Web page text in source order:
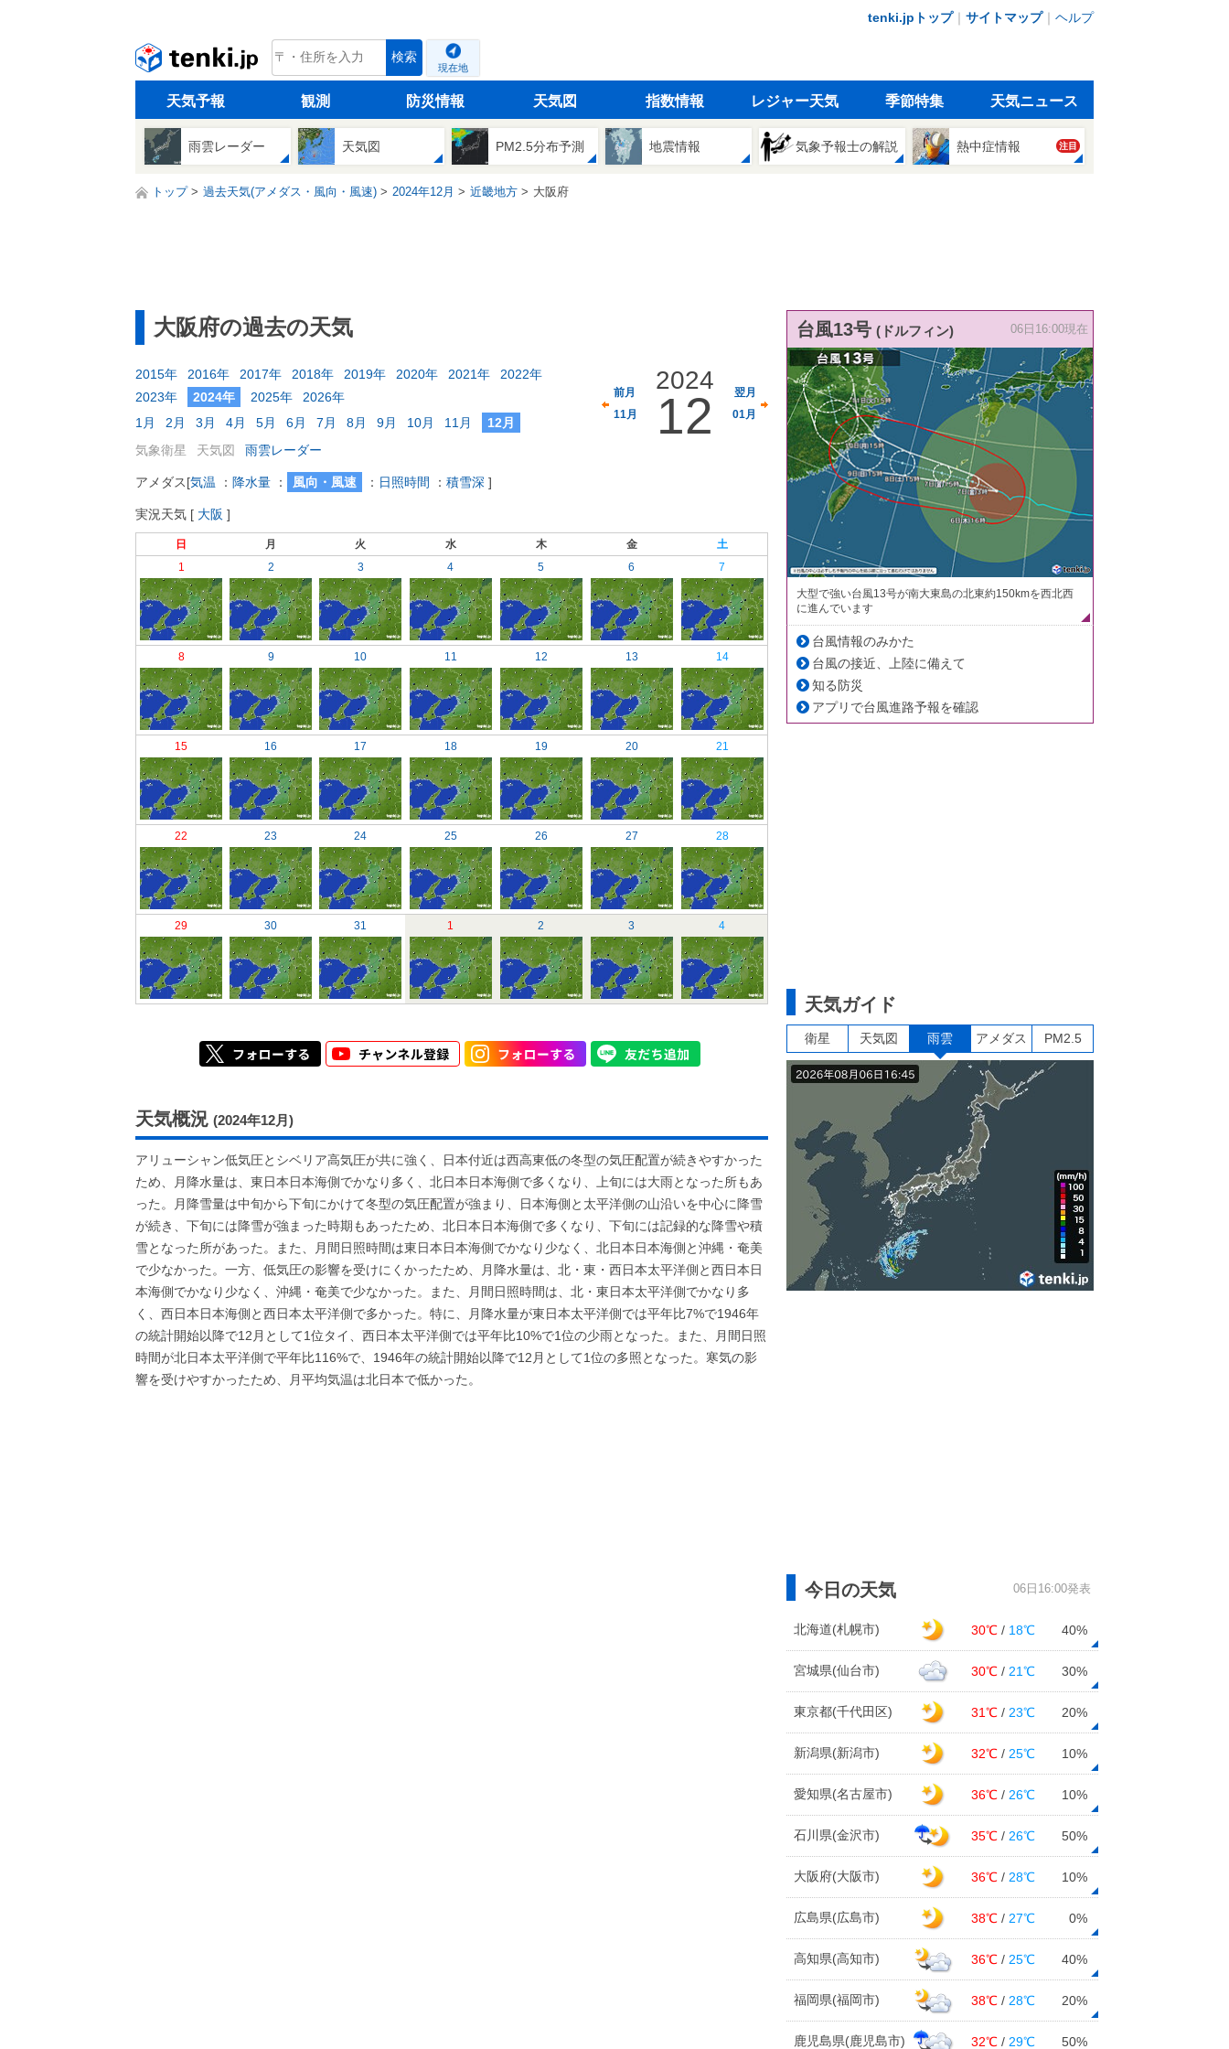
tenki.jpトップ｜ サイトマップ｜ ヘルプ
tenki.jp 検索
現在地
天気予報 観測 防災情報 天気図 指数情報 レジャー天気 季節特集 天気ニュース
雨雲レーダー 天気図 PM2.5分布予測 地震情報 気象予報士の解説 熱中症情報 注目
トップ 過去天気(アメダス・風向・風速) 2024年12月 近畿地方 大阪府
大阪府の過去の天気
翌月
01月
2024
12
前月
11月
2015年 2016年 2017年 2018年 2019年 2020年 2021年
2022年
2023年
2024年 2025年
2026年
1月
2月 3月 4月 5月 6月 7月 8月 9月 10月 11月
12月
気象衛星
天気図 雨雲レーダー
アメダス[気温 ： 降水量 ： 風向・風速 ： 日照時間 ： 積雪深 ]
実況天気 [ 大阪 ]
日 月 火 水 木 金
土
1
2 3 4 5 6 7
8 9 10 11 12 13 14
15 16 17 18 19 20 21
22 23 24 25 26 27 28
29 30 31 1 2 3 4
天気概況 (2024年12月)
アリューシャン低気圧とシベリア高気圧が共に強く、日本付近は西高東低の冬型の気圧配置が続きやすかった
ため、月降水量は、東日本日本海側でかなり多く、北日本日本海側で多くなり、上旬には大雨となった所もあ
った。月降雪量は中旬から下旬にかけて冬型の気圧配置が強まり、日本海側と太平洋側の山沿いを中心に降雪
が続き、下旬には降雪が強まった時期もあったため、北日本日本海側で多くなり、下旬には記録的な降雪や積
雪となった所があった。また、月間日照時間は東日本日本海側でかなり少なく、北日本日本海側と沖縄・奄美
で少なかった。一方、低気圧の影響を受けにくかったため、月降水量は、北・東・西日本太平洋側と西日本日
本海側でかなり少なく、沖縄・奄美で少なかった。また、月間日照時間は、北・東日本太平洋側でかなり多
く、西日本日本海側と西日本太平洋側で多かった。特に、月降水量が東日本太平洋側では平年比7%で1946年
の統計開始以降で12月として1位タイ、西日本太平洋側では平年比10%で1位の少雨となった。また、月間日照
時間が北日本太平洋側で平年比116%で、1946年の統計開始以降で12月として1位の多照となった。寒気の影
響を受けやすかったため、月平均気温は北日本で低かった。
台風13号 (ドルフィン) 06日16:00現在
大型で強い台風13号が南大東島の北東約150kmを西北西
に進んでいます
台風情報のみかた
台風の接近、上陸に備えて
知る防災
アプリで台風進路予報を確認
天気ガイド
衛星 天気図 雨雲 アメダス PM2.5
今日の天気 06日16:00発表
北海道(札幌市) 30℃ / 18℃ 40%
宮城県(仙台市) 30℃ / 21℃ 30%
東京都(千代田区) 31℃ / 23℃ 20%
新潟県(新潟市) 32℃ / 25℃ 10%
愛知県(名古屋市) 36℃ / 26℃ 10%
石川県(金沢市) 35℃ / 26℃ 50%
大阪府(大阪市) 36℃ / 28℃ 10%
広島県(広島市) 38℃ / 27℃ 0%
高知県(高知市) 36℃ / 25℃ 40%
福岡県(福岡市) 38℃ / 28℃ 20%
鹿児島県(鹿児島市) 32℃ / 29℃ 50%